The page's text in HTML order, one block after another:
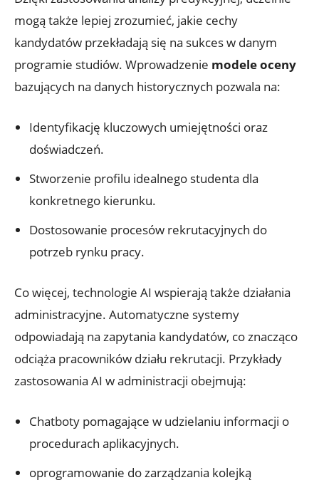
mogą także lepiej zrozumieć, jakie cechy
kandydatów przekładają się na sukces w danym
programie studiów. Wprowadzenie modele oceny
bazujących na danych historycznych pozwala na:
Identyfikację kluczowych umiejętności oraz
doświadczeń.
Stworzenie profilu idealnego studenta dla
konkretnego kierunku.
Dostosowanie procesów rekrutacyjnych do
potrzeb rynku pracy.
Co więcej, technologie AI wspierają także działania
administracyjne. Automatyczne systemy
odpowiadają na zapytania kandydatów, co znacząco
odciąża pracowników działu rekrutacji. Przykłady
zastosowania AI w administracji obejmują:
Chatboty pomagające w udzielaniu informacji o
procedurach aplikacyjnych.
oprogramowanie do zarządzania kolejką